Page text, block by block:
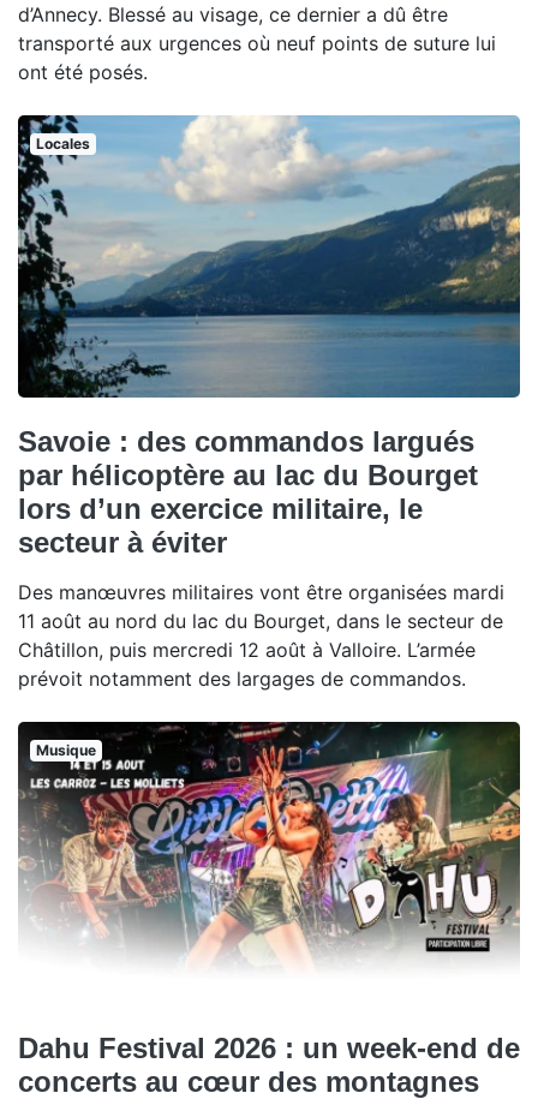
d’Annecy. Blessé au visage, ce dernier a dû être
transporté aux urgences où neuf points de suture lui
ont été posés.
Locales
Savoie : des commandos largués
par hélicoptère au lac du Bourget
lors d’un exercice militaire, le
secteur à éviter
Des manœuvres militaires vont être organisées mardi
11 août au nord du lac du Bourget, dans le secteur de
Châtillon, puis mercredi 12 août à Valloire. L’armée
prévoit notamment des largages de commandos.
Musique
Dahu Festival 2026 : un week-end de
concerts au cœur des montagnes